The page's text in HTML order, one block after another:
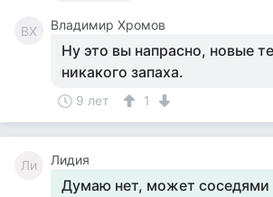
ВХ Владимир Хромов
Ну это вы напрасно, новые
никакого запаха.
9 лет 1
Ли Лидия
Думаю нет, может